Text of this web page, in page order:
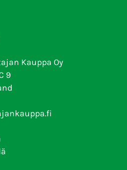
Kauppa Oy
9